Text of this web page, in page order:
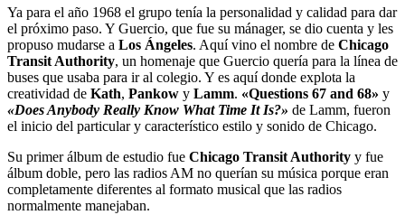
Ya para el año 1968 el grupo tenía la personalidad y calidad para dar
el próximo paso. Y Guercio, que fue su mánager, se dio cuenta y les
propuso mudarse a Los Ángeles. Aquí vino el nombre de Chicago
Transit Authority, un homenaje que Guercio quería para la línea de
buses que usaba para ir al colegio. Y es aquí donde explota la
creatividad de Kath, Pankow y Lamm. «Questions 67 and 68» y
«Does Anybody Really Know What Time It Is?» de Lamm, fueron
el inicio del particular y característico estilo y sonido de Chicago.
Su primer álbum de estudio fue Chicago Transit Authority y fue
álbum doble, pero las radios AM no querían su música porque eran
completamente diferentes al formato musical que las radios
normalmente manejaban.